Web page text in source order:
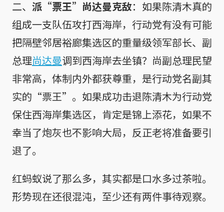
二、 派“票王”尚达曼克敌：如果陈清木真的
组成一支队伍攻打西海岸，行动党有没有可能
把隔壁邻居裕廊集选区的重量级领军部长、副
总理尚达曼调到西海岸去坐镇？尚副总理民望
非常高，体制内外都获尊重，是行动党名副其
实的“票王”。如果成功击退陈清木为行动党
保住西海岸集选区，肯定是锦上添花，如果不
幸当了炮灰也不影响大局，反正老将准备要引
退了。
红蚂蚁说了那么多，其实都是口水多过茶啦。
形势现在还很混沌，至少还有两件事待观察。